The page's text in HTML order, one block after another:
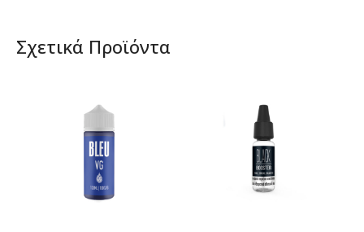
Σχετικά Προϊόντα